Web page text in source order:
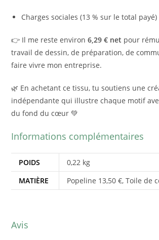
Charges sociales (13 % sur le total
👉 Il me reste environ6,29 € net pour
travail de dessin, de préparation, de
faire vivre mon entreprise.
🌿 En achetant ce tissu, tu soutiens une
indépendante qui illustre chaque motif
du fond du cœur 💚
Informations complémentaires
POIDS
0,22 kg
MATIÈRE
Popeline 13,50 €, Toile de
Avis